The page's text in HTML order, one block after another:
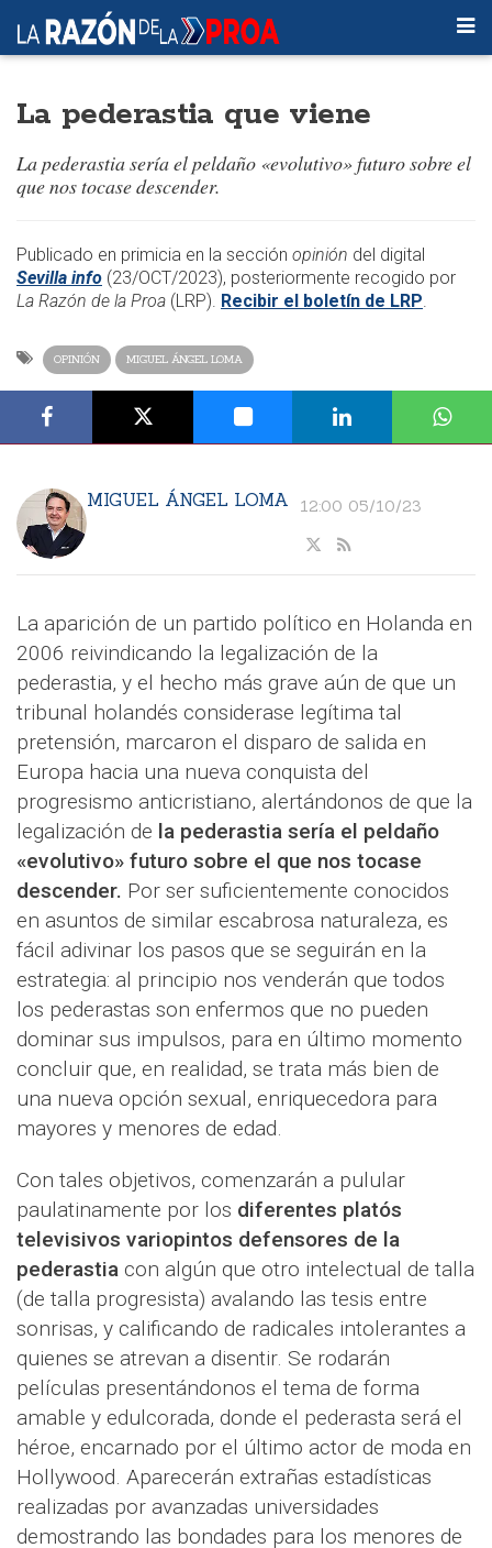
La pederastia que viene
La pederastia sería el peldaño «evolutivo» futuro sobre el
que nos tocase descender.
​​Publicado en primicia en la sección opinión del digital
Sevilla info (23/OCT/2023), posteriormente recogido por
La Razón de la Proa (LRP). Recibir el boletín de LRP.
OPINIÓN MIGUEL ÁNGEL LOMA
MIGUEL ÁNGEL LOMA 12:00 05/10/23
La aparición de un partido político en Holanda en
2006 reivindicando la legalización de la
pederastia, y el hecho más grave aún de que un
tribunal holandés considerase legítima tal
pretensión, marcaron el disparo de salida en
Europa hacia una nueva conquista del
progresismo anticristiano, alertándonos de que la
legalización de la pederastia sería el peldaño
«evolutivo» futuro sobre el que nos tocase
descender. Por ser suficientemente conocidos
en asuntos de similar escabrosa naturaleza, es
fácil adivinar los pasos que se seguirán en la
estrategia: al principio nos venderán que todos
los pederastas son enfermos que no pueden
dominar sus impulsos, para en último momento
concluir que, en realidad, se trata más bien de
una nueva opción sexual, enriquecedora para
mayores y menores de edad.
Con tales objetivos, comenzarán a pulular
paulatinamente por los diferentes platós
televisivos variopintos defensores de la
pederastia con algún que otro intelectual de talla
(de talla progresista) avalando las tesis entre
sonrisas, y calificando de radicales intolerantes a
quienes se atrevan a disentir. Se rodarán
películas presentándonos el tema de forma
amable y edulcorada, donde el pederasta será el
héroe, encarnado por el último actor de moda en
Hollywood. Aparecerán extrañas estadísticas
realizadas por avanzadas universidades
demostrando las bondades para los menores de